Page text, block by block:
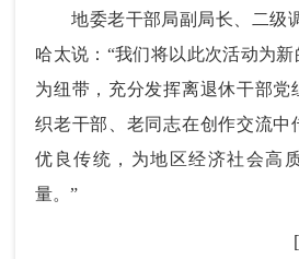
地委老干部局副局长、二级
哈太说：“我们将以此次活动为
为纽带，充分发挥离退休干部党
织老干部、老同志在创作交流中
优良传统，为地区经济社会高
量。”